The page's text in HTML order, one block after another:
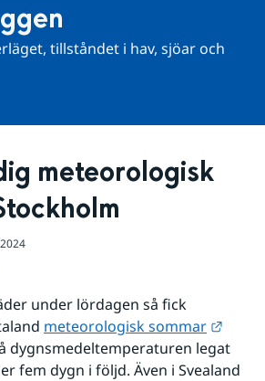
tillståndet i hav, sjöar och
meteorologisk
under lördagen så fick
meteorologisk sommar
dygnsmedeltemperaturen legat
fem dygn i följd. Även i Svealand